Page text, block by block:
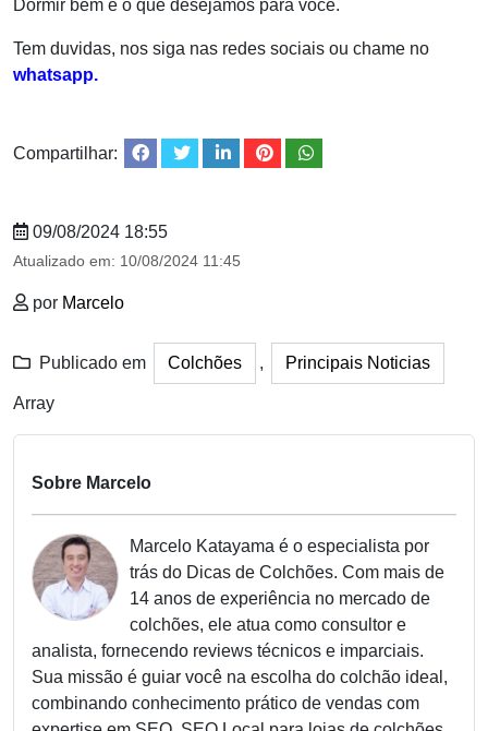
Dormir bem é o que desejamos para você.
Tem duvidas, nos siga nas redes sociais ou chame no
whatsapp.
Compartilhar:
09/08/2024 18:55
Atualizado em: 10/08/2024 11:45
por Marcelo
Publicado em Colchões , Principais Noticias
Array
Sobre Marcelo
Marcelo Katayama é o especialista por
trás do Dicas de Colchões. Com mais de
14 anos de experiência no mercado de
colchões, ele atua como consultor e
analista, fornecendo reviews técnicos e imparciais.
Sua missão é guiar você na escolha do colchão ideal,
combinando conhecimento prático de vendas com